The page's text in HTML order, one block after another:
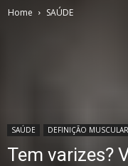
Home SAÚDE
SAÚDE DEFINIÇÃO MUSCULAR
Tem varizes?